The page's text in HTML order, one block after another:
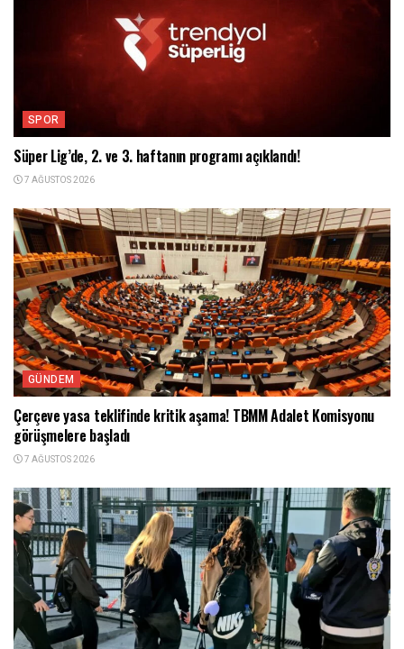
SPOR
Süper Lig’de, 2. ve 3. haftanın programı açıklandı!
7 AĞUSTOS 2026
GÜNDEM
Çerçeve yasa teklifinde kritik aşama! TBMM Adalet Komisyonu
görüşmelere başladı
7 AĞUSTOS 2026